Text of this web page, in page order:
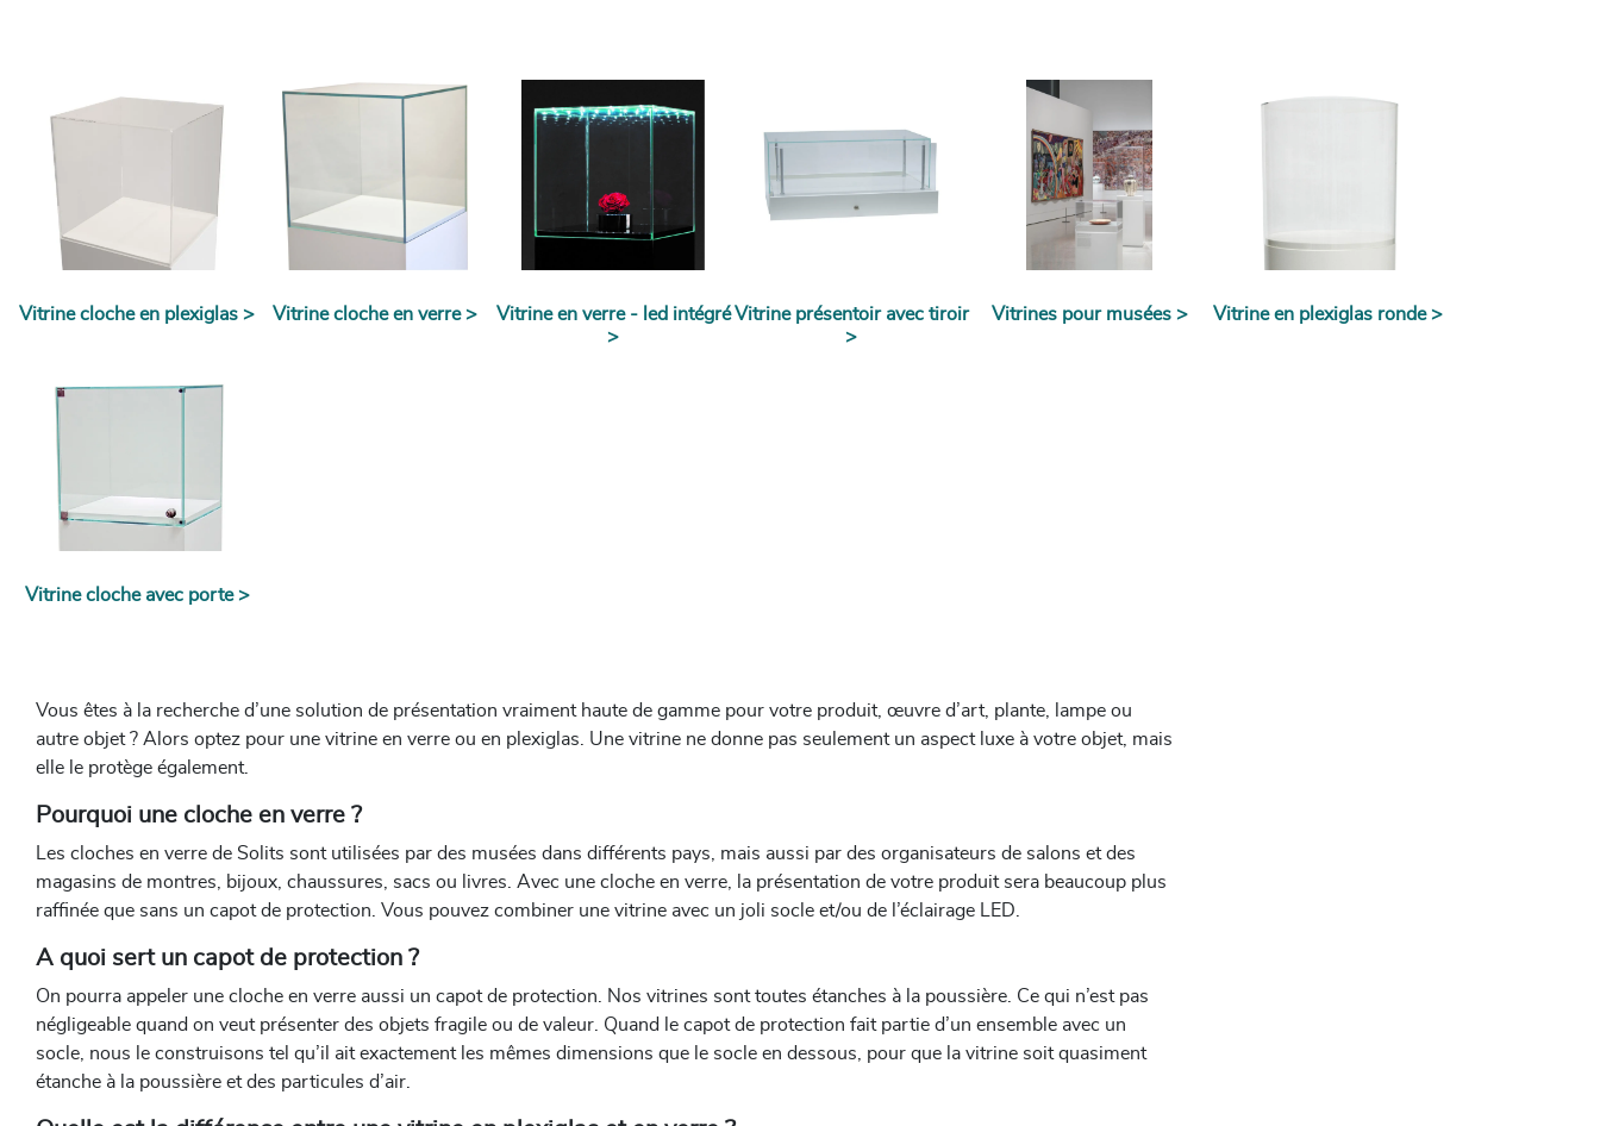
Vitrine cloche en plexiglas > Vitrine cloche en verre >
Vitrine en verre - led intégré
>
Vitrine présentoir avec tiroir
>
Vitrines pour musées > Vitrine en plexiglas ronde >
Vitrine cloche avec porte >
Vous êtes à la recherche d’une solution de présentation vraiment haute de gamme pour votre produit, œuvre d’art, plante, lampe ou
autre objet ? Alors optez pour une vitrine en verre ou en plexiglas. Une vitrine ne donne pas seulement un aspect luxe à votre objet, mais
elle le protège également.
Pourquoi une cloche en verre ?
Les cloches en verre de Solits sont utilisées par des musées dans différents pays, mais aussi par des organisateurs de salons et des
magasins de montres, bijoux, chaussures, sacs ou livres. Avec une cloche en verre, la présentation de votre produit sera beaucoup plus
raffinée que sans un capot de protection. Vous pouvez combiner une vitrine avec un joli socle et/ou de l’éclairage LED.
A quoi sert un capot de protection ?
On pourra appeler une cloche en verre aussi un capot de protection. Nos vitrines sont toutes étanches à la poussière. Ce qui n’est pas
négligeable quand on veut présenter des objets fragile ou de valeur. Quand le capot de protection fait partie d’un ensemble avec un
socle, nous le construisons tel qu’il ait exactement les mêmes dimensions que le socle en dessous, pour que la vitrine soit quasiment
étanche à la poussière et des particules d’air.